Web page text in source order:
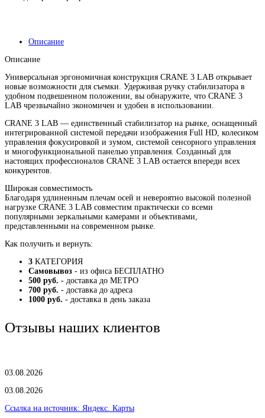
Описание
Описание
Универсальная эргономичная конструкция CRANE 3 LAB открывает
новые возможности для съемки. Удерживая ручку стабилизатора в
удобном подвешенном положении, вы обнаружите, что CRANE 3
LAB чрезвычайно экономичен и удобен в использовании.
CRANE 3 LAB — единственный стабилизатор на рынке, оснащенный
интегрированной системой передачи изображения Full HD, колесиком
управления фокусировкой и зумом, системой сенсорного управления
и многофункциональной панелью управления. Созданный для
настоящих профессионалов CRANE 3 LAB остается впереди всех
конкурентов.
Широкая совместимость
Благодаря удлиненным плечам осей и невероятно высокой полезной
нагрузке CRANE 3 LAB совместим практически со всеми
популярными зеркальными камерами и объективами,
представленными на современном рынке.
Как получить и вернуть:
3 КАТЕГОРИЯ
Самовывоз - из офиса БЕСПЛАТНО
500 руб. - доставка до МЕТРО
700 руб. - доставка до адреса
1000 руб. - доставка в день заказа
Отзывы наших клиентов
03.08.2026
03.08.2026
Ссылка на источник: Яндекс. Карты